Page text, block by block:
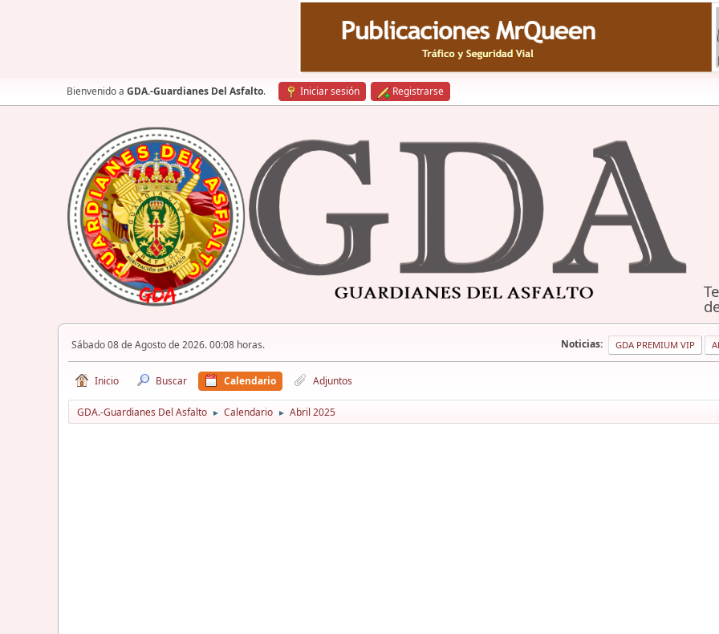
Bienvenido a GDA.-Guardianes Del Asfalto. Iniciar sesión Registrarse
Sábado 08 de Agosto de 2026. 00:08 horas. Noticias: GDA PREMIUM VIP
Inicio Buscar Calendario Adjuntos
GDA.-Guardianes Del Asfalto ► Calendario ► Abril 2025